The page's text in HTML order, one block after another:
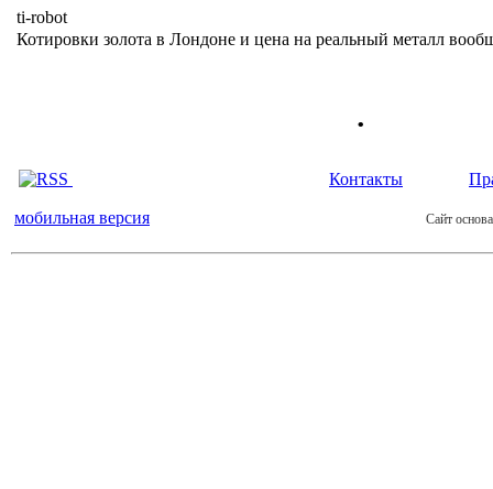
ti-robot
Котировки золота в Лондоне и цена на реальный металл
.
Контакты
мобильная версия Сайт